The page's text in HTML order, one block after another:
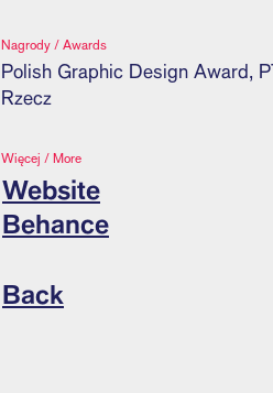
Nagrody / Awards
Polish Graphic Design Award,
Rzecz
Więcej / More
Website
Behance
Back